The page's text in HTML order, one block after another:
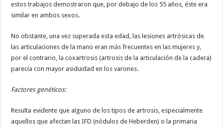
estos trabajos demostraron que, por debajo de los 55 años, éste era
similar en ambos sexos.
No obstante, una vez superada esta edad, las lesiones artrósicas de
las articulaciones de la mano eran más frecuentes en las mujeres y,
por el contrario, la coxartrosis (artrosis de la articulación de la cadera)
parecía con mayor asiduidad en los varones.
Factores genéticos:
Resulta evidente que alguno de los tipos de artrosis, especialmente
aquellos que afectan las IFD (nódulos de Heberden) o la primaria